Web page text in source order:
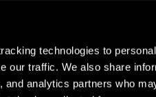
technologies to
our traffic. We also share
and analytics partners who